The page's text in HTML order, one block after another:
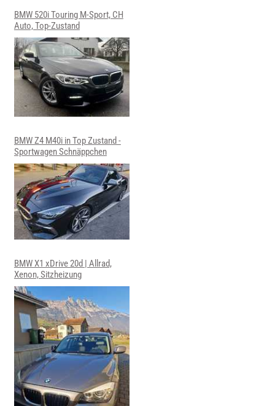
BMW 520i Touring M-Sport, CH
Auto, Top-Zustand
BMW Z4 M40i in Top Zustand -
Sportwagen Schnäppchen
BMW X1 xDrive 20d | Allrad,
Xenon, Sitzheizung